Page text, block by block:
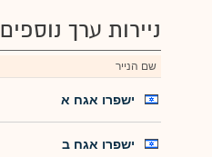
ניירות ערך נוספים
שם הנייר
ישפרו אגח א
ישפרו אגח ב